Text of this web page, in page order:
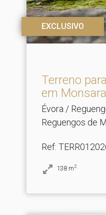
EXCLUSIVO
Terreno
em
Évora /
Reguengos de
Ref:
138 m2